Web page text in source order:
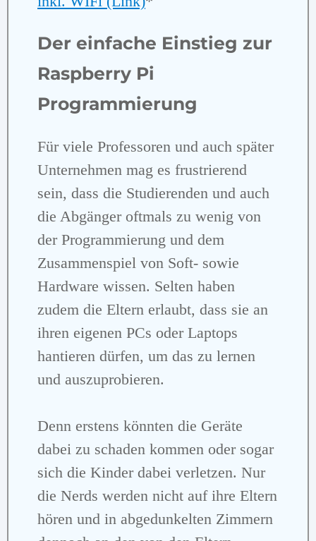
Der einfache Einstieg zur
Raspberry Pi
Programmierung
Für viele Professoren und auch später
Unternehmen mag es frustrierend
sein, dass die Studierenden und auch
die Abgänger oftmals zu wenig von
der Programmierung und dem
Zusammenspiel von Soft- sowie
Hardware wissen. Selten haben
zudem die Eltern erlaubt, dass sie an
ihren eigenen PCs oder Laptops
hantieren dürfen, um das zu lernen
und auszuprobieren.
Denn erstens könnten die Geräte
dabei zu schaden kommen oder sogar
sich die Kinder dabei verletzen. Nur
die Nerds werden nicht auf ihre Eltern
hören und in abgedunkelten Zimmern